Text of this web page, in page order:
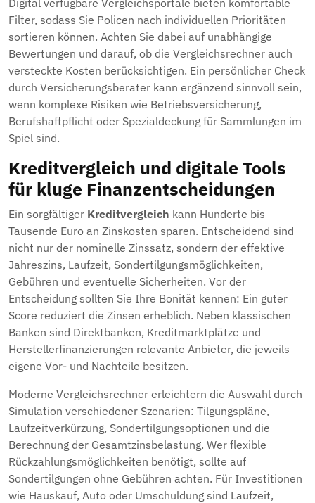
Digital verfügbare Vergleichsportale bieten komfortable
Filter, sodass Sie Policen nach individuellen Prioritäten
sortieren können. Achten Sie dabei auf unabhängige
Bewertungen und darauf, ob die Vergleichsrechner auch
versteckte Kosten berücksichtigen. Ein persönlicher Check
durch Versicherungsberater kann ergänzend sinnvoll sein,
wenn komplexe Risiken wie Betriebsversicherung,
Berufshaftpflicht oder Spezialdeckung für Sammlungen im
Spiel sind.
Kreditvergleich und digitale Tools
für kluge Finanzentscheidungen
Ein sorgfältiger Kreditvergleich kann Hunderte bis
Tausende Euro an Zinskosten sparen. Entscheidend sind
nicht nur der nominelle Zinssatz, sondern der effektive
Jahreszins, Laufzeit, Sondertilgungsmöglichkeiten,
Gebühren und eventuelle Sicherheiten. Vor der
Entscheidung sollten Sie Ihre Bonität kennen: Ein guter
Score reduziert die Zinsen erheblich. Neben klassischen
Banken sind Direktbanken, Kreditmarktplätze und
Herstellerfinanzierungen relevante Anbieter, die jeweils
eigene Vor- und Nachteile besitzen.
Moderne Vergleichsrechner erleichtern die Auswahl durch
Simulation verschiedener Szenarien: Tilgungspläne,
Laufzeitverkürzung, Sondertilgungsoptionen und die
Berechnung der Gesamtzinsbelastung. Wer flexible
Rückzahlungsmöglichkeiten benötigt, sollte auf
Sondertilgungen ohne Gebühren achten. Für Investitionen
wie Hauskauf, Auto oder Umschuldung sind Laufzeit,